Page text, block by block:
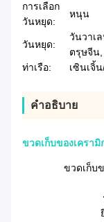
การเลือก
วันหยุด:
หนุน
วันหยุด:
วันวาเ
ตรุษจีน,
ท่าเรือ:
เซินเจิ้
คําอธิบาย
ขวดเก็บของเครา
ขวดเก็บ